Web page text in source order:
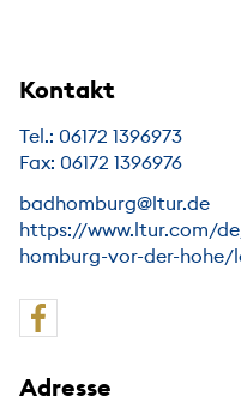
Kontakt
Tel.: 06172 1396973
Fax: 06172 1396976
badhomburg@ltur.de
https://www.ltur.com/
homburg-vor-der-hohe/
Adresse